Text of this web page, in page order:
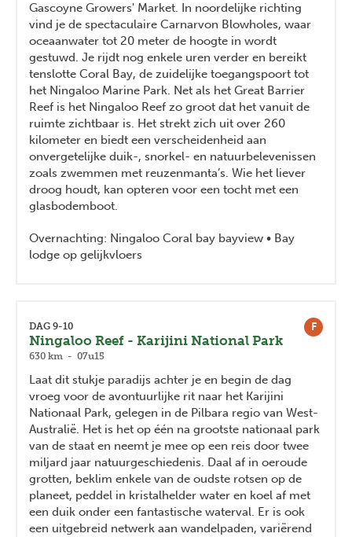
Gascoyne Growers' Market. In noordelijke richting
vind je de spectaculaire Carnarvon Blowholes, waar
oceaanwater tot 20 meter de hoogte in wordt
gestuwd. Je rijdt nog enkele uren verder en bereikt
tenslotte Coral Bay, de zuidelijke toegangspoort tot
het Ningaloo Marine Park. Net als het Great Barrier
Reef is het Ningaloo Reef zo groot dat het vanuit de
ruimte zichtbaar is. Het strekt zich uit over 260
kilometer en biedt een verscheidenheid aan
onvergetelijke duik-, snorkel- en natuurbelevenissen
zoals zwemmen met reuzenmanta’s. Wie het liever
droog houdt, kan opteren voor een tocht met een
glasbodemboot.
Overnachting: Ningaloo Coral bay bayview • Bay
lodge op gelijkvloers
F
DAG 9-10
Ningaloo Reef - Karijini National Park
630 km - 07u15
Laat dit stukje paradijs achter je en begin de dag
vroeg voor de avontuurlijke rit naar het Karijini
Nationaal Park, gelegen in de Pilbara regio van West-
Australië. Het is het op één na grootste nationaal park
van de staat en neemt je mee op een reis door twee
miljard jaar natuurgeschiedenis. Daal af in oeroude
grotten, beklim enkele van de oudste rotsen op de
planeet, peddel in kristalhelder water en koel af met
een duik onder een fantastische waterval. Er is ook
een uitgebreid netwerk aan wandelpaden, variërend